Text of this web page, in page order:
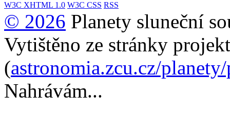
W3C XHTML 1.0 W3C CSS RSS
© 2026 Planety sluneční
Vytištěno ze stránky
(astronomia.zcu.cz/
Nahrávám...